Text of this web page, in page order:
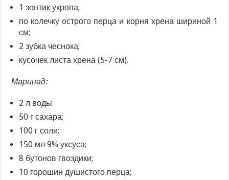
1 зонтик укропа;
по колечку острого перца и корня хрена шириной 1
см;
2 зубка чеснока;
кусочек листа хрена (5-7 см).
Маринад:
2 л воды:
50 г сахара;
100 г соли;
150 мл 9% уксуса;
8 бутонов гвоздики;
10 горошин душистого перца;